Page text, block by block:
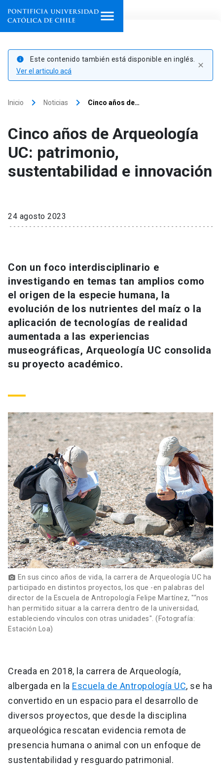
Programas de estudio
institutos
Investigación
Internacionalización launch
Extensión
Universidad
Futuros estudiantes
Estudiantes
Académicos
Personal
Padres y familia
Vecinos launch
Go to english site launch
Admisión launch
Correo UC launch
Donaciones launch
info
Este contenido también está disponible en inglés.
Ver el articulo acá
close
Inicio keyboard_arrow_right Noticias keyboard_arrow_right Cinco años de…
Cinco años de Arqueología
UC: patrimonio,
sustentabilidad e innovación
24 agosto 2023
Con un foco interdisciplinario e
investigando en temas tan amplios como
el origen de la especie humana, la
evolución de los nutrientes del maíz o la
aplicación de tecnologías de realidad
aumentada a las experiencias
museográficas, Arqueología UC consolida
su proyecto académico.
photo_camera En sus cinco años de vida, la carrera de Arqueología UC ha
participado en distintos proyectos, los que -en palabras del
director de la Escuela de Antropología Felipe Martínez, "“nos
han permitido situar a la carrera dentro de la universidad,
estableciendo vínculos con otras unidades". (Fotografía:
Estación Loa)
Creada en 2018, la carrera de Arqueología,
albergada en la Escuela de Antropología UC, se ha
convertido en un espacio para el desarrollo de
diversos proyectos, que desde la disciplina
arqueológica rescatan evidencia remota de
presencia humana o animal con un enfoque de
sustentabilidad y resguardo patrimonial.